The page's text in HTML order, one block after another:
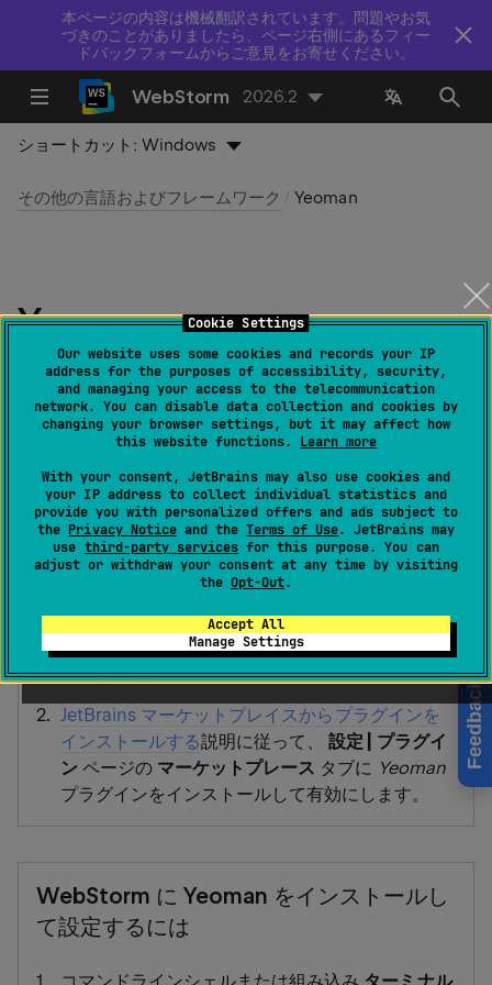
Cookie Settings
Our website uses some cookies and records your IP
address for the purposes of accessibility, security,
and managing your access to the telecommunication
network. You can disable data collection and cookies by
changing your browser settings, but it may affect how
this website functions. Learn more
With your consent, JetBrains may also use cookies and
your IP address to collect individual statistics and
provide you with personalized offers and ads subject to
the Privacy Noticeand the Terms of Use. JetBrains may
use third-party servicesfor this purpose. You can
adjust or withdraw your consent at any time by visiting
the Opt-Out.
Accept All
Manage Settings
本ページの内容は機械翻訳されています。問題やお気
づきのことがありましたら、ページ右側にあるフィー
ドバックフォームからご意見をお寄せください。
Feedback
WebStorm 2026.2
ショートカット:Windows
その他の言語およびフレームワーク Yeoman
Yeoman
最終更新日： 2026 年 7 月 14 日
Yeoman
を使用して、フレームワーク固有の
は、フレームワーク固有のプロジェクトの生成を参照し
てください。
コンピューターにNode.js(英語)
があることを
確認してください。
JetBrains マーケットプレイスからプラグインを
インストールする説明に従って、設定 | プラグイ
ン ページの マーケットプレース タブに Yeoman
プラグインをインストールして有効にします。
WebStorm に Yeoman をインストールし
て設定するには